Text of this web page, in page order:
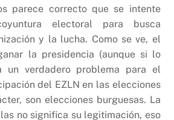
parece correcto que se intente
electoral para busca
y la lucha. Como se ve, el
la presidencia (aunque si lo
un verdadero problema para el
del EZLN en las elecciones
son elecciones burguesas. La
no significa su legitimación, eso